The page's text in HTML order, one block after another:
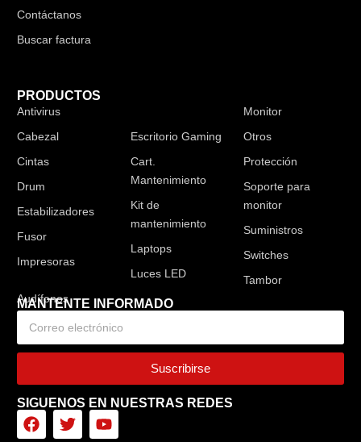
Contáctanos
Buscar factura
PRODUCTOS
Antivirus
Cabezal
Cintas
Drum
Estabilizadores
Fusor
Impresoras
Escritorio Gaming
Cart.
Mantenimiento
Kit de
mantenimiento
Laptops
Luces LED
Monitor
Otros
Protección
Soporte para
monitor
Suministros
Switches
Tambor
MANTENTE INFORMADO
Suscribirse
SIGUENOS EN NUESTRAS REDES